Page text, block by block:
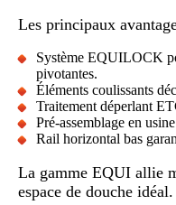
Les principaux
Système EQUILOCK
pivotantes.
Éléments coulissants
Traitement déperlant
Pré-assemblage en
Rail horizontal bas
La gamme EQUI allie
espace de douche idéal.